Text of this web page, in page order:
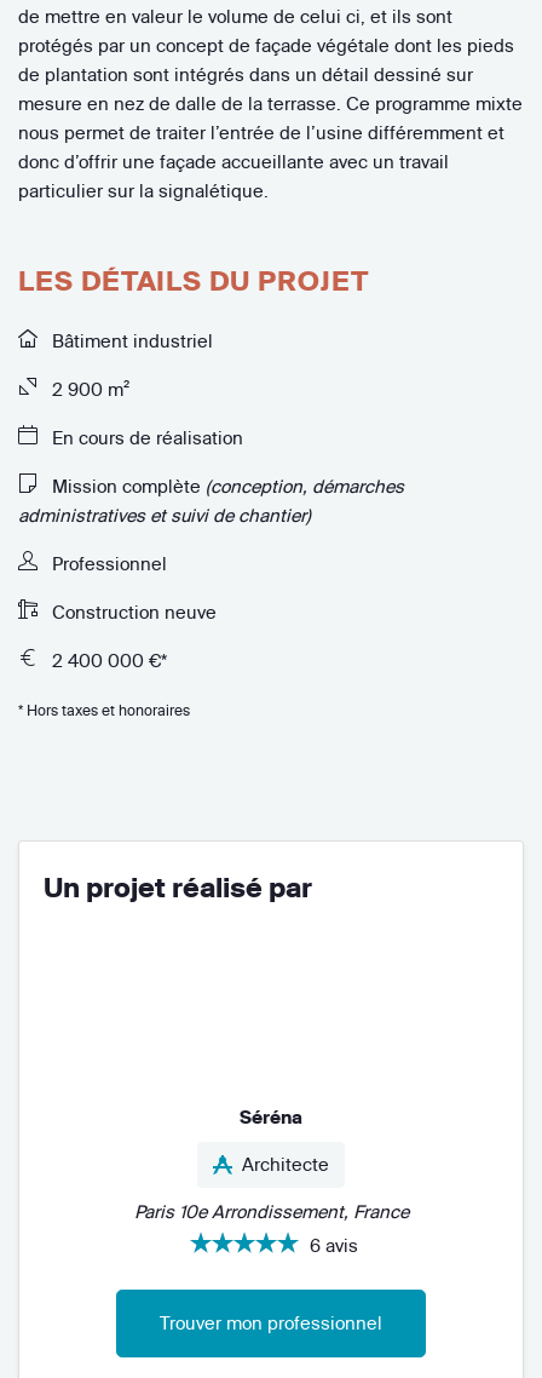
de mettre en valeur le volume de celui ci, et ils sont
protégés par un concept de façade végétale dont les pieds
de plantation sont intégrés dans un détail dessiné sur
mesure en nez de dalle de la terrasse. Ce programme mixte
nous permet de traiter l’entrée de l’usine différemment et
donc d’offrir une façade accueillante avec un travail
particulier sur la signalétique.
LES DÉTAILS DU PROJET
Bâtiment industriel
2 900 m²
En cours de réalisation
Mission complète (conception, démarches
administratives et suivi de chantier)
Professionnel
Construction neuve
2 400 000 €*
* Hors taxes et honoraires
Un projet réalisé par
Séréna
Architecte
Paris 10e Arrondissement, France
6 avis
Trouver mon professionnel